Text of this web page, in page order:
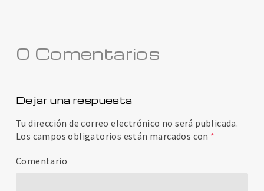
0 Comentarios
Dejar una respuesta
Tu dirección de correo electrónico no será publicada.
Los campos obligatorios están marcados con *
Comentario